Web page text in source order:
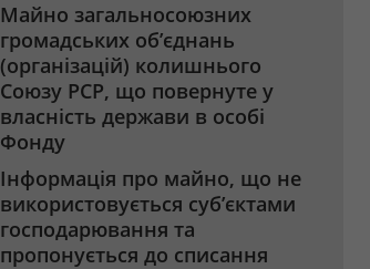
Майно загальносоюзних
громадських об’єднань
(організацій) колишнього
Союзу РСР, що повернуте у
власність держави в особі
Фонду
Інформація про майно, що не
використовується суб’єктами
господарювання та
пропонується до списання